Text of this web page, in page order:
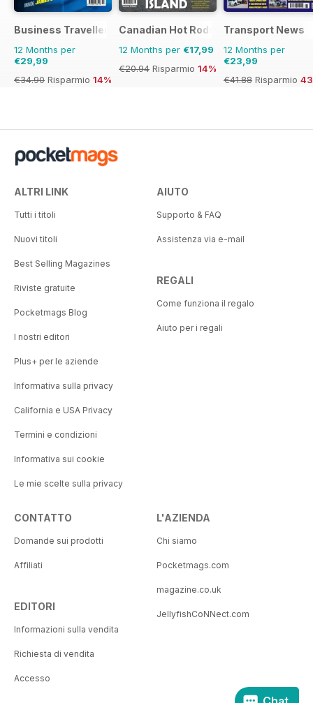
Business Traveller UK
12 Months per
€29,99
€34.90 Risparmio 14%
Canadian Hot Rods
12 Months per €17,99
€20.94 Risparmio 14%
Transport News
12 Months per
€23,99
€41.88 Risparmio
ALTRI LINK
Tutti i titoli
Nuovi titoli
Best Selling Magazines
Riviste gratuite
Pocketmags Blog
I nostri editori
Plus+ per le aziende
Informativa sulla privacy
California e USA Privacy
Termini e condizioni
Informativa sui cookie
Le mie scelte sulla privacy
AIUTO
Supporto & FAQ
Assistenza via e-mail
REGALI
Come funziona il regalo
Aiuto per i regali
CONTATTO
Domande sui prodotti
Affiliati
EDITORI
Informazioni sulla vendita
Richiesta di vendita
Accesso
L'AZIENDA
Chi siamo
Pocketmags.com
magazine.co.uk
JellyfishCoNNect.com